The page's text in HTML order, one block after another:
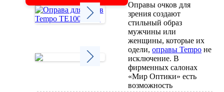
Оправы очков для
зрения создают
стильный образ
мужчины или
женщины, которые их
одели,оправы Tempo не
исключение. В
фирменных салонах
«Мир Оптики» есть
возможность